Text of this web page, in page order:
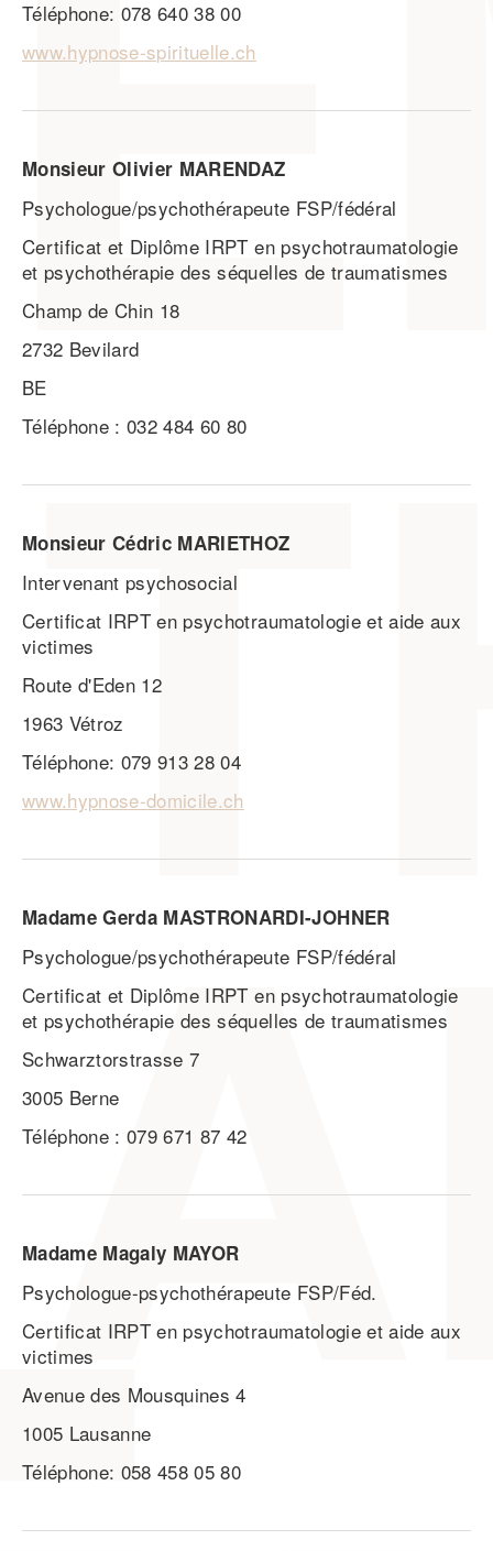
Téléphone: 078 640 38 00
www.hypnose-spirituelle.ch
Monsieur Olivier MARENDAZ
Psychologue/psychothérapeute FSP/fédéral
Certificat et Diplôme IRPT en psychotraumatologie
et psychothérapie des séquelles de traumatismes
Champ de Chin 18
2732 Bevilard
BE
Téléphone : 032 484 60 80
Monsieur Cédric MARIETHOZ
Intervenant psychosocial
Certificat IRPT en psychotraumatologie et aide aux
victimes
Route d'Eden 12
1963 Vétroz
Téléphone: 079 913 28 04
www.hypnose-domicile.ch
Madame Gerda MASTRONARDI-JOHNER
Psychologue/psychothérapeute FSP/fédéral
Certificat et Diplôme IRPT en psychotraumatologie
et psychothérapie des séquelles de traumatismes
Schwarztorstrasse 7
3005 Berne
Téléphone : 079 671 87 42
Madame Magaly MAYOR
Psychologue-psychothérapeute FSP/Féd.
Certificat IRPT en psychotraumatologie et aide aux
victimes
Avenue des Mousquines 4
1005 Lausanne
Téléphone: 058 458 05 80